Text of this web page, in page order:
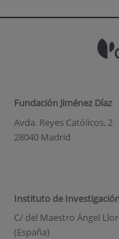
Fundación Jiménez Díaz
Avda. Reyes Católicos, 2
28040 Madrid
Instituto de
C/ del Maestro Ángel
(España)